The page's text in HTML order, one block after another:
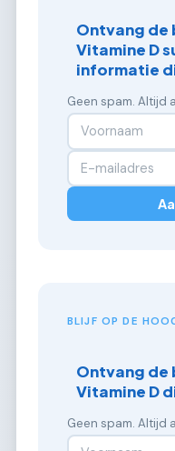
Ontvang de
Vitamine D
informatie
Geen spam. Altijd
BLIJF OP DE
Ontvang de
Vitamine D
Geen spam. Altijd